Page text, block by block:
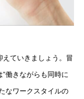
えていきましょう。冒
働きながらも同時に
なワークスタイルの